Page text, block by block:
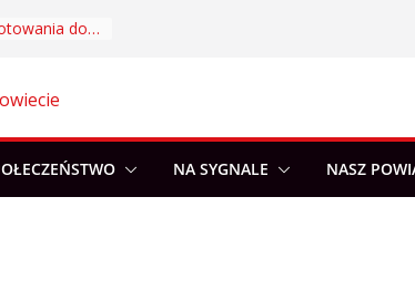
Akademia Sportu rozpoczęła przygotowania do nowego sezonu
NA SYGNALE NASZ